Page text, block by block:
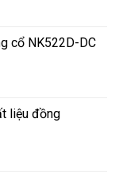
cổ NK522D-DC
liệu đồng